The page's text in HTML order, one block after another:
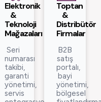
Elektronik
&
Teknoloji
Mağazaları
Seri
numarası
takibi,
garanti
yönetimi,
servis
Toptan
&
Distribütör
Firmalar
B2B
satış
portalı,
bayi
yönetimi,
bölgesel